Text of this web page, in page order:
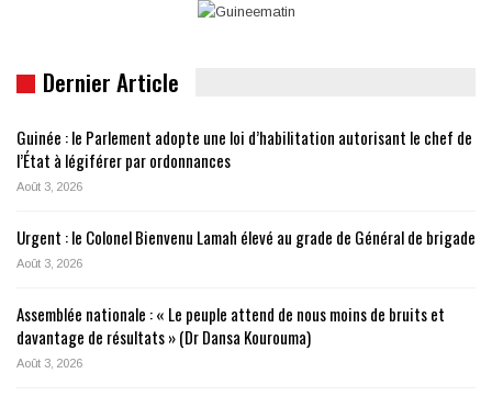
Dernier Article
Guinée : le Parlement adopte une loi d’habilitation autorisant le chef de
l’État à légiférer par ordonnances
Août 3, 2026
Urgent : le Colonel Bienvenu Lamah élevé au grade de Général de brigade
Août 3, 2026
Assemblée nationale : « Le peuple attend de nous moins de bruits et
davantage de résultats » (Dr Dansa Kourouma)
Août 3, 2026